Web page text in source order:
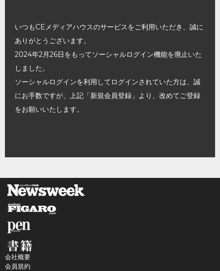
いつもCEメディアハウスのサービスをご利用いただき、誠に
ありがとうございます。
2024年2月26日をもってソーシャルログイン機能を廃止いた
しました。
ソーシャルログインを利用してログインされていた方は、誠
にお手数ですが、上記「新規会員登録」より、改めてご登録
をお願いいたします。
会社概要
会員規約